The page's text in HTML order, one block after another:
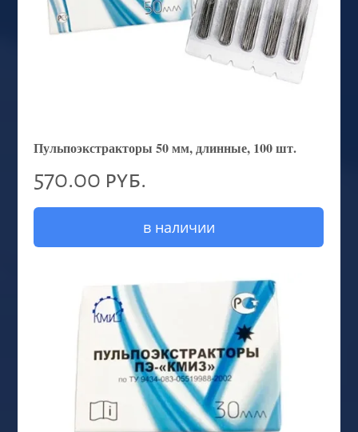
Пульпоэкстракторы 50 мм, длинные, 100 шт.
570.00 руб.
в наличии